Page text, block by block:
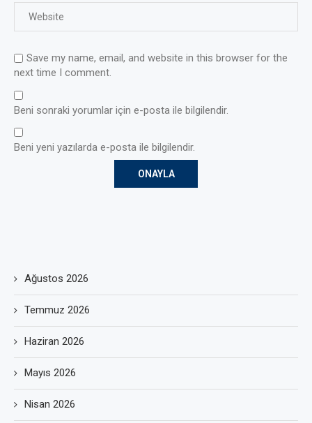
Save my name, email, and website in this browser for the
next time I comment.
Beni sonraki yorumlar için e-posta ile bilgilendir.
Beni yeni yazılarda e-posta ile bilgilendir.
Ağustos 2026
Temmuz 2026
Haziran 2026
Mayıs 2026
Nisan 2026